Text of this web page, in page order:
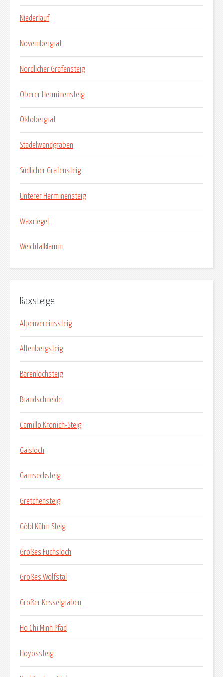
Niederlauf
Novembergrat
Nördlicher Grafensteig
Oberer Herminensteig
Oktobergrat
Stadelwandgraben
Südlicher Grafensteig
Unterer Herminensteig
Waxriegel
Weichtalklamm
Raxsteige
Alpenvereinssteig
Altenbergsteig
Bärenlochsteig
Brandschneide
Camillo Kronich-Steig
Gaisloch
Gamsecksteig
Gretchensteig
Göbl Kühn-Steig
Großes Fuchsloch
Großes Wolfstal
Großer Kesselgraben
Ho Chi Minh Pfad
Hoyossteig